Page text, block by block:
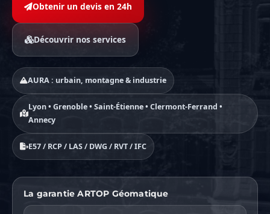
Obtenir un devis en 24h
Découvrir nos services
AURA : urbain, montagne & industrie
Lyon • Grenoble • Saint-Étienne • Clermont-Ferrand •
Annecy
E57 / RCP / LAS / DWG / RVT / IFC
La garantie ARTOP Géomatique